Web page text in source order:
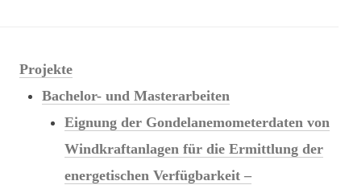
Projekte
Bachelor- und Masterarbeiten
Eignung der Gondelanemometerdaten von
Windkraftanlagen für die Ermittlung der
energetischen Verfügbarkeit –